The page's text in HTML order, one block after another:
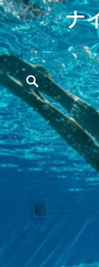
ナ
メ
イ
ン
メ
ニ
ュ
ー
検
索